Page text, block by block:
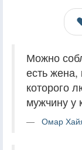
Можно
есть
которого
мужчину у
Омар